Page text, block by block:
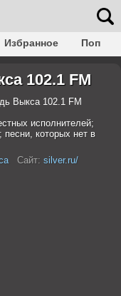
Избранное
Поп
хаус
Фолк
102.1 FM
Выкса 102.1 FM
исполнителей;
которых нет в
Сайт: silver.ru/